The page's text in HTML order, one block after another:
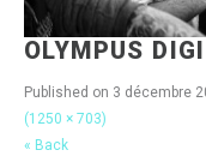
OLYMPUS
Published on 3 décembre
(1250 × 703)
« Back